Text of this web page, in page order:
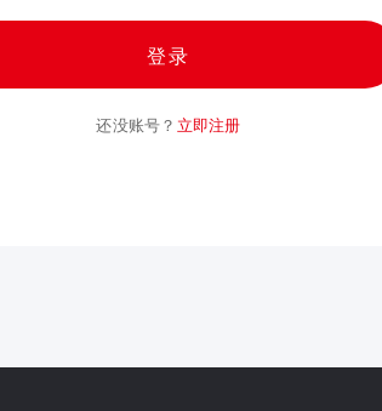
登录
还没账号？ 立即注册